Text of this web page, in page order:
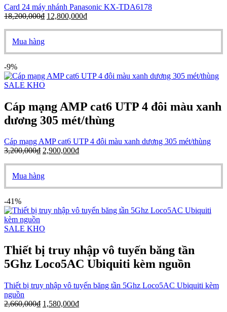
Card 24 máy nhánh Panasonic KX-TDA6178
18,200,000₫ 12,800,000₫
Mua hàng
-9%
SALE KHO
Cáp mạng AMP cat6 UTP 4 đôi màu xanh
dương 305 mét/thùng
Cáp mạng AMP cat6 UTP 4 đôi màu xanh dương 305 mét/thùng
3,200,000₫ 2,900,000₫
Mua hàng
-41%
SALE KHO
Thiết bị truy nhập vô tuyến băng tần
5Ghz Loco5AC Ubiquiti kèm nguồn
Thiết bị truy nhập vô tuyến băng tần 5Ghz Loco5AC Ubiquiti kèm
nguồn
2,660,000₫ 1,580,000₫